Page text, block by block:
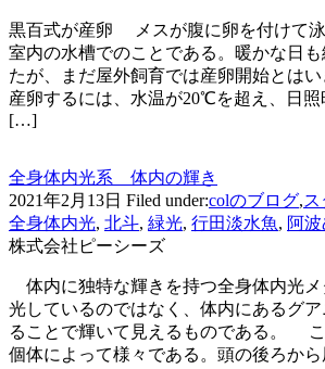
黒百式が産卵 メスが腹に卵を付けて
室内の水槽でのことである。暖かな日
たが、まだ屋外飼育では産卵開始とは
産卵するには、水温が20℃を超え、日照
[…]
全身体内光系 体内の輝き
2021年2月13日 Filed under:colのブログ,
全身体内光, 北斗, 緑光, 行田淡水魚, 阿
株式会社ピーシーズ
体内に独特な輝きを持つ全身体内光メ
光しているのではなく、体内にあるグ
ることで輝いて見えるものである。 こ
個体によって様々である。頭の後ろか